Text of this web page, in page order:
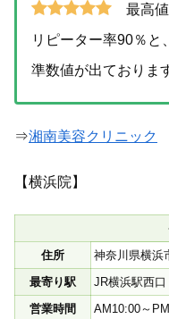
最高値
リピーター率90％と
準数値が出ておりま
⇒湘南美容クリニック
【横浜院】
住所
神奈川県横浜
最寄り駅
JR横浜駅西
営業時間
AM10:00～